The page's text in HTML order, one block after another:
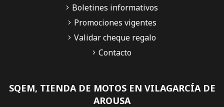
SQEM, TIENDA DE MOTOS EN VILAGARCÍA DE
AROUSA
Boletines informativos
Promociones vigentes
Validar cheque regalo
Contacto